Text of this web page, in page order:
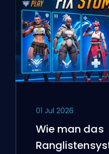
01 Jul 2026
Wie man das